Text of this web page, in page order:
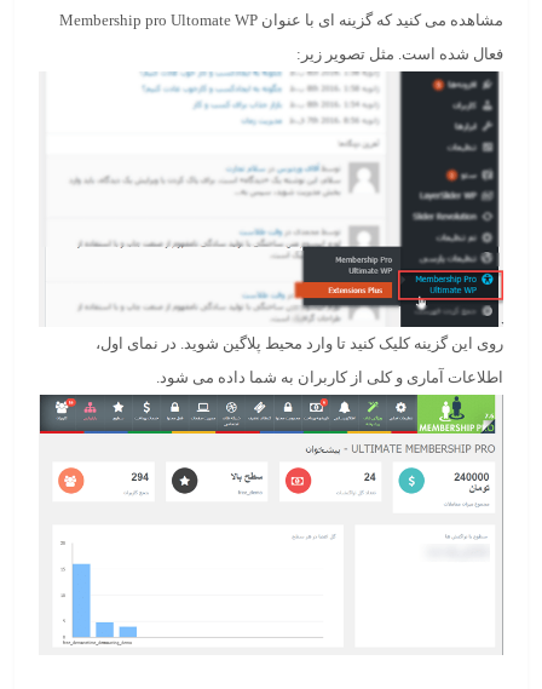
مشاهده می کنید که گزینه ای با عنوان Membership pro Ultomate WP
فعال شده است. مثل تصویر زیر:
روی این گزینه کلیک کنید تا وارد محیط پلاگین شوید. در نمای اول،
اطلاعات آماری و کلی از کاربران به شما داده می شود.